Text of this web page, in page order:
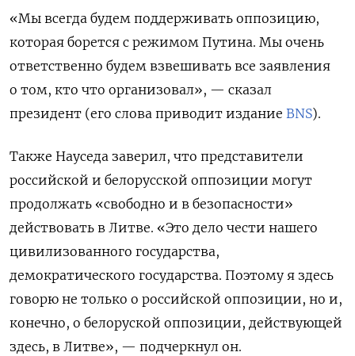
«Мы всегда будем поддерживать оппозицию,
которая борется с режимом Путина. Мы очень
ответственно будем взвешивать все заявления
о том, кто что организовал», — сказал
президент (его слова приводит издание BNS).
Также Науседа заверил, что представители
российской и белорусской оппозиции могут
продолжать «свободно и в безопасности»
действовать в Литве. «Это дело чести нашего
цивилизованного государства,
демократического государства. Поэтому я здесь
говорю не только о российской оппозиции, но и,
конечно, о белоруской оппозиции, действующей
здесь, в Литве», — подчеркнул он.